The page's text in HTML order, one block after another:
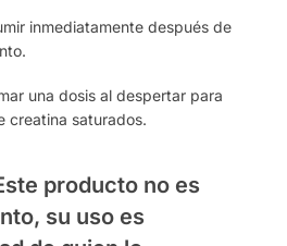
inmediatamente después de
una dosis al despertar para
creatina saturados.
producto no es
su uso es